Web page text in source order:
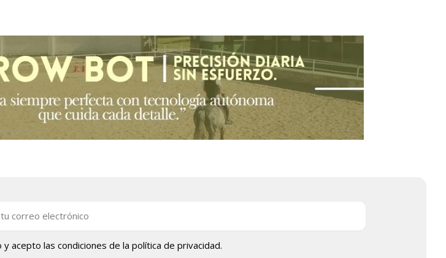
y acepto las condiciones de lapolítica de privacidad.